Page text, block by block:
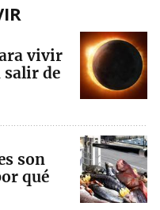
vivir
salir de
son
qué